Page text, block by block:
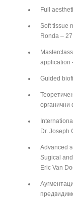
Full
Soft tissue
Ronda –
application
Guided
Dr. Joseph
Advanced
Sugical
Eric Van